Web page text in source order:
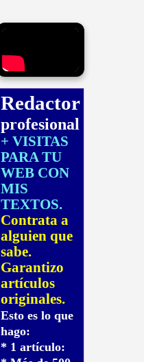
Redactor
profesional
+ VISITAS
PARA TU
WEB CON
MIS
TEXTOS.
Contrata a
alguien que
sabe.
Garantizo
artículos
originales.
Esto es lo que
hago:
* 1 artículo: